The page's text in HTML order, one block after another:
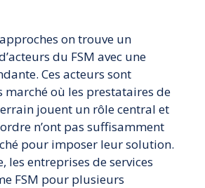
on trouve un
du FSM avec une
Ces acteurs sont
marché où les prestataires de
jouent un rôle central et
n’ont pas suffisamment
pour imposer leur solution.
les entreprises de services
FSM pour plusieurs